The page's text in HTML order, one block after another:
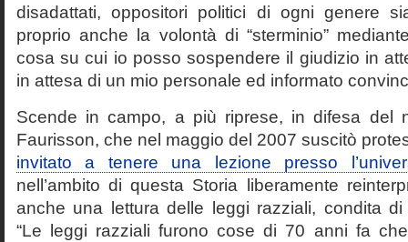
disadattati, oppositori politici di ogni genere
proprio anche la volontà di “sterminio”
cosa su cui io posso sospendere il giudizio in
in attesa di un mio personale ed informato
Scende in campo, a più riprese, in difesa del
Faurisson, che nel maggio del 2007 suscitò
invitato a tenere una lezione presso
nell’ambito di questa Storia liberamente
anche una lettura delle leggi razziali, condita di
“Le leggi razziali furono cose di 70 anni fa